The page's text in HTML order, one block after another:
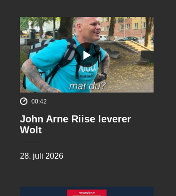
00:42
John Arne Riise leverer
Wolt
28. juli 2026